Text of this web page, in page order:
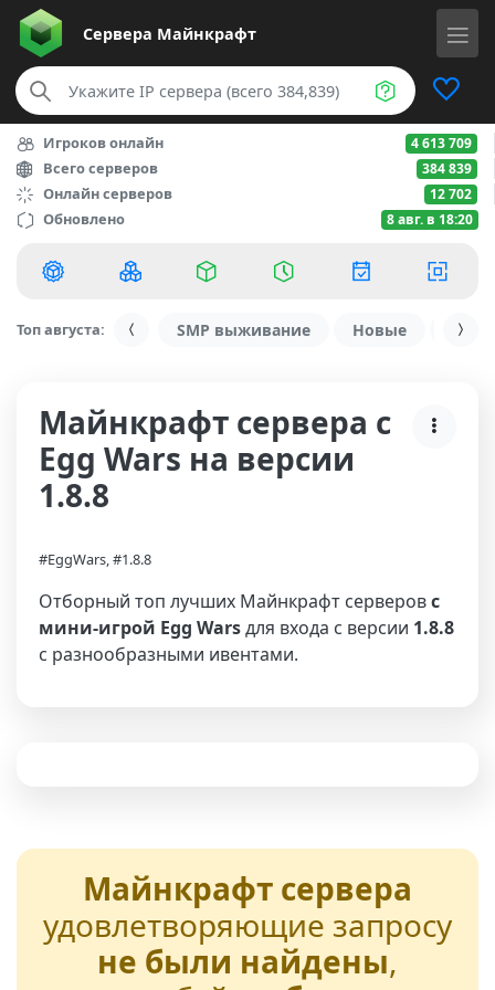
Сервера Майнкрафт
Игроков онлайн 4 613 709
Всего серверов 384 839
Онлайн серверов 12 702
Обновлено 8 авг. в 18:20
Топ августа: SMP выживание Новые С
Майнкрафт сервера с
Egg Wars на версии
1.8.8
#EggWars, #1.8.8
Отборный топ лучших Майнкрафт серверовс
мини-игрой Egg Warsдля входа с версии 1.8.8
с разнообразными ивентами.
Майнкрафт сервера
удовлетворяющие запросу
не были найдены,